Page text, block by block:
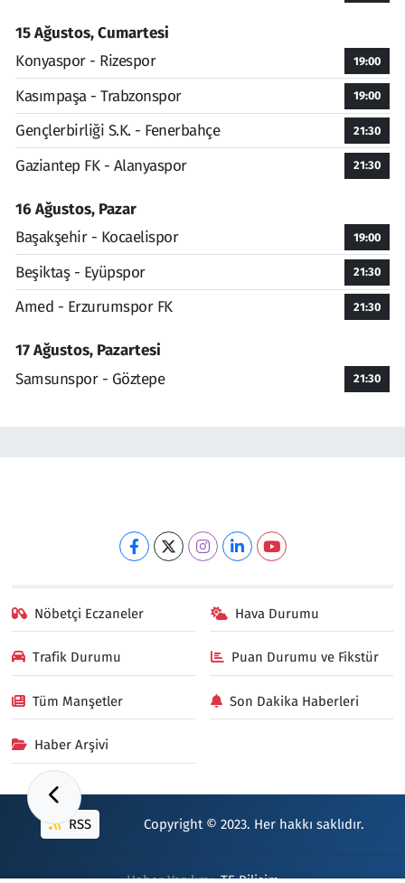
15 Ağustos, Cumartesi
Konyaspor - Rizespor
19:00
Kasımpaşa - Trabzonspor 19:00
Gençlerbirliği S.K. - Fenerbahçe 21:30
Gaziantep FK - Alanyaspor 21:30
16 Ağustos, Pazar
Başakşehir - Kocaelispor
19:00
Beşiktaş - Eyüpspor 21:30
Amed - Erzurumspor FK 21:30
17 Ağustos, Pazartesi
Samsunspor - Göztepe
21:30
Nöbetçi Eczaneler Hava Durumu
Trafik Durumu Puan Durumu ve Fikstür
Tüm Manşetler Son Dakika Haberleri
Haber Arşivi
RSS Copyright © 2023. Her hakkı saklıdır.